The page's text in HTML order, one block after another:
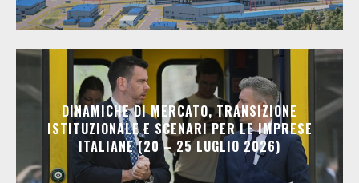
DINAMICHE DI MERCATO, TRANSIZIONE
ISTITUZIONALE E SCENARI PER LE IMPRESE
ITALIANE (20 – 25 LUGLIO 2026)